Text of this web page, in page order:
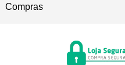
Compras